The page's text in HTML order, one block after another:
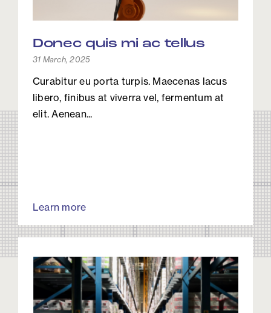
Donec quis mi ac tellus
31 March, 2025
Learn more
Curabitur eu porta turpis. Maecenas lacus
libero, finibus at viverra vel, fermentum at
elit. Aenean...